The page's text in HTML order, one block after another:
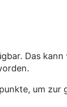
Das
um